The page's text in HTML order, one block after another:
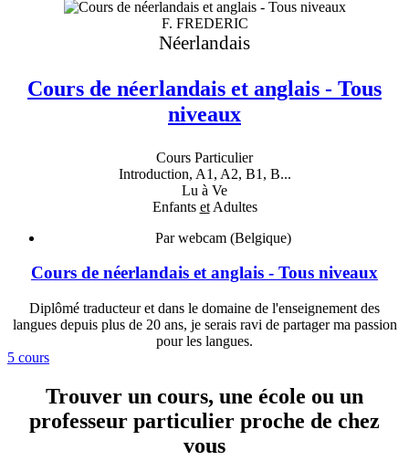
F. FREDERIC
Néerlandais
Cours de néerlandais et anglais - Tous
niveaux
Cours Particulier
Introduction, A1, A2, B1, B...
Lu à Ve
Enfants etAdultes
Par webcam (Belgique)
Cours de néerlandais et anglais - Tous niveaux
Diplômé traducteur et dans le domaine de l'enseignement des
langues depuis plus de 20 ans, je serais ravi de partager ma passion
pour les langues.
5 cours
Trouver un cours, une école ou un
professeur particulier proche de chez
vous